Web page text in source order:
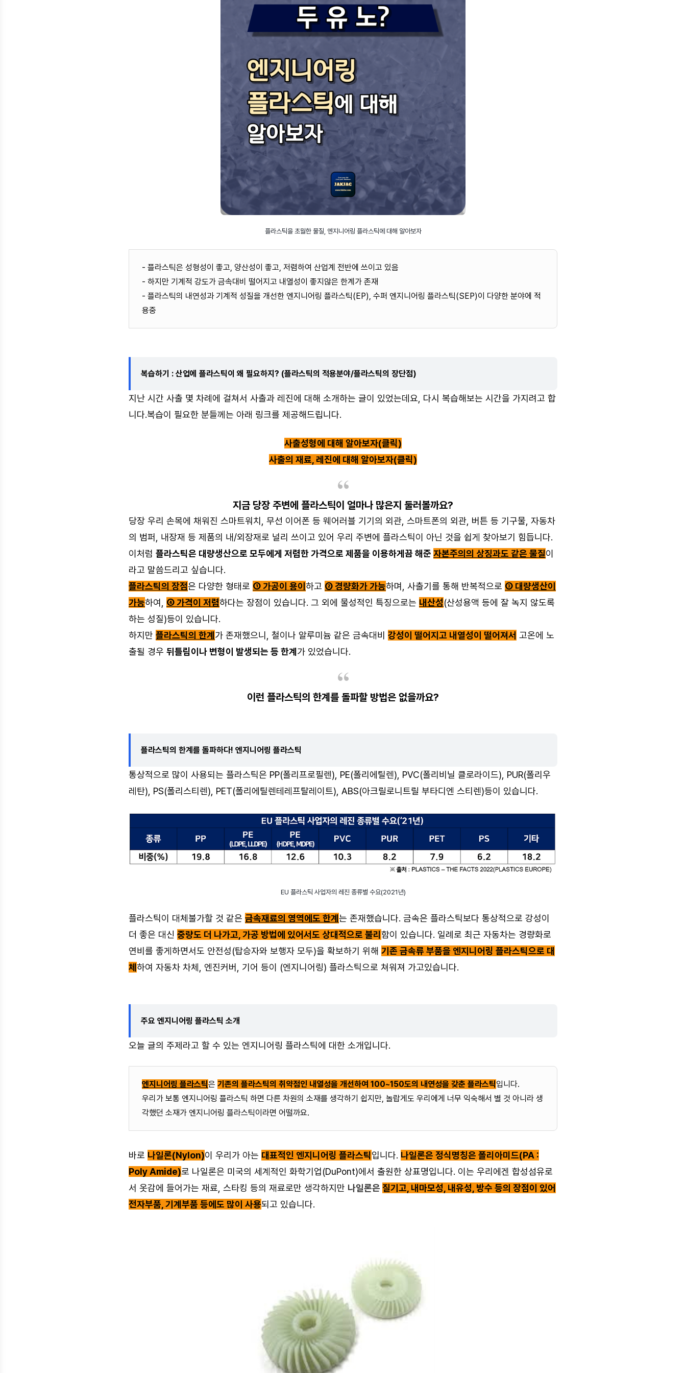
플라스틱을 초월한 물질, 엔지니어링 플라스틱에 대해 알아보자
- 플라스틱은 성형성이 좋고, 양산성이 좋고, 저렴하여 산업계 전반에 쓰이고 있음
- 하지만 기계적 강도가 금속대비 떨어지고 내열성이 좋지않은 한계가 존재
- 플라스틱의 내연성과 기계적 성질을 개선한 엔지니어링 플라스틱(EP), 수퍼 엔지니어링 플라스틱(SEP)이 다양한 분야에 적
용중
복습하기 : 산업에 플라스틱이 왜 필요하지? (플라스틱의 적용분야/플라스틱의 장단점)
지난 시간 사출 몇 차례에 걸쳐서 사출과 레진에 대해 소개하는 글이 있었는데요, 다시 복습해보는 시간을 가지려고 합
니다.복습이 필요한 분들께는 아래 링크를 제공해드립니다.
사출성형에 대해 알아보자(클릭)
사출의 재료, 레진에 대해 알아보자(클릭)
지금 당장 주변에 플라스틱이 얼마나 많은지 둘러볼까요?
당장 우리 손목에 채워진 스마트워치, 무선 이어폰 등 웨어러블 기기의 외관, 스마트폰의 외관, 버튼 등 기구물, 자동차
의 범퍼, 내장재 등 제품의 내/외장재로 널리 쓰이고 있어 우리 주변에 플라스틱이 아닌 것을 쉽게 찾아보기 힘듭니다.
이처럼 플라스틱은 대량생산으로 모두에게 저렴한 가격으로 제품을 이용하게끔 해준 자본주의의 상징과도 같은 물질이
라고 말씀드리고 싶습니다.
플라스틱의 장점은 다양한 형태로 ① 가공이 용이 하고 ② 경량화가 가능하며, 사출기를 통해 반복적으로 ③ 대량생산이
가능하여, ④ 가격이 저렴하다는 장점이 있습니다. 그 외에 물성적인 특징으로는 내산성(산성용액 등에 잘 녹지 않도록
하는 성질)등이 있습니다.
하지만 플라스틱의 한계 가 존재했으니, 철이나 알루미늄 같은 금속대비 강성이 떨어지고 내열성이 떨어져서 고온에 노
출될 경우 뒤틀림이나 변형이 발생되는 등 한계 가 있었습니다.
이런 플라스틱의 한계를 돌파할 방법은 없을까요?
플라스틱의 한계를 돌파하다! 엔지니어링 플라스틱
통상적으로 많이 사용되는 플라스틱은 PP(폴리프로필렌), PE(폴리에틸렌), PVC(폴리비닐 클로라이드), PUR(폴리우
레탄), PS(폴리스티렌), PET(폴리에틸렌테레프탈레이트), ABS(아크릴로니트릴 부타디엔 스티렌)등이 있습니다.
EU 플라스틱 사업자의 레진 종류별 수요(2021년)
플라스틱이 대체불가할 것 같은 금속재료의 영역에도 한계 는 존재했습니다. 금속은 플라스틱보다 통상적으로 강성이
더 좋은 대신 중량도 더 나가고, 가공 방법에 있어서도 상대적으로 불리 함이 있습니다. 일례로 최근 자동차는 경량화로
연비를 좋게하면서도 안전성(탑승자와 보행자 모두)을 확보하기 위해 기존 금속류 부품을 엔지니어링 플라스틱으로 대
체 하여 자동차 차체, 엔진커버, 기어 등이 (엔지니어링) 플라스틱으로 쳐워져 가고있습니다.
주요 엔지니어링 플라스틱 소개
오늘 글의 주제라고 할 수 있는 엔지니어링 플라스틱에 대한 소개입니다.
엔지니어링 플라스틱은 기존의 플라스틱의 취약점인 내열성을 개선하여 100~150도의 내연성을 갖춘 플라스틱입니다.
우리가 보통 엔지니어링 플라스틱 하면 다른 차원의 소재를 생각하기 쉽지만, 놀랍게도 우리에게 너무 익숙해서 별 것 아니라 생
각했던 소재가 엔지니어링 플라스틱이라면 어떨까요.
바로 나일론(Nylon)이 우리가 아는 대표적인 엔지니어링 플라스틱입니다. 나일론은 정식명칭은 폴리아미드(PA :
Poly Amide)로 나일론은 미국의 세계적인 화학기업(DuPont)에서 출원한 상표명입니다. 이는 우리에겐 합성섬유로
서 옷감에 들어가는 재료, 스타킹 등의 재료로만 생각하지만 나일론은 질기고, 내마모성, 내유성, 방수 등의 장점이 있어
전자부품, 기계부품 등에도 많이 사용되고 있습니다.